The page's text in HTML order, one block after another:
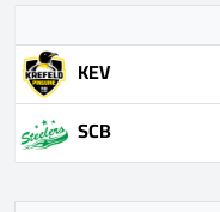
KEV
SCB